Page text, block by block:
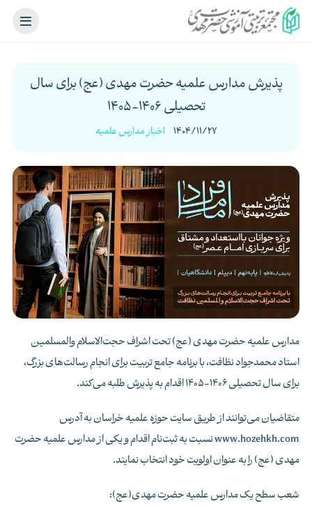
پذیرش مدارس علمیه حضرت مهدی (عج) برای سال
تحصیلی 1406-1405
1404/11/27 اخبار مدارس علمیه
مدارس علمیه حضرت مهدی (عج) تحت اشراف حجت‌الاسلام والمسلمین
استاد محمدجواد نظافت، با برنامه جامع تربیت برای انجام رسالت‌های بزرگ،
برای سال تحصیلی 1406-1405 اقدام به پذیرش طلبه می‌کند.
متقاضیان می‌توانند از طریق سایت حوزه علمیه خراسان به آدرس
www.hozehkh.com نسبت به ثبت‌نام اقدام و یکی از مدارس علمیه حضرت
مهدی (عج) را به عنوان اولویت خود انتخاب نمایند.
شعب سطح یک مدارس علمیه حضرت مهدی(عج):